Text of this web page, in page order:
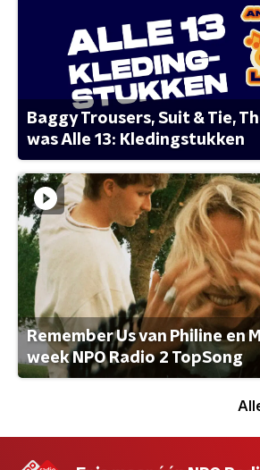
Baggy Trousers, Suit & Tie,
was Alle 13: Kledingstukken
Remember Us van Philine en
week NPO Radio 2 TopSong